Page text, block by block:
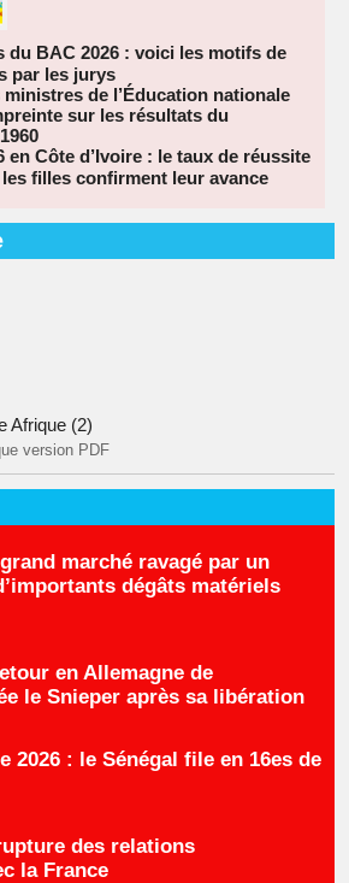
du BAC 2026 : voici les motifs de
par les jurys
ministres de l’Éducation nationale
sur les résultats du
en Côte d’Ivoire : le taux de réussite
les filles confirment leur avance
Afrique (2)
version PDF
marché ravagé par un
dégâts matériels
en Allemagne de
le Snieper après sa libération
2026 : le Sénégal file en 16es de
des relations
la France